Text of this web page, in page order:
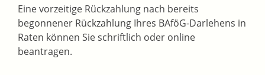
Eine vorzeitige Rückzahlung nach bereits
begonnener Rückzahlung Ihres BAföG-Darlehens in
Raten können Sie schriftlich oder online
beantragen.